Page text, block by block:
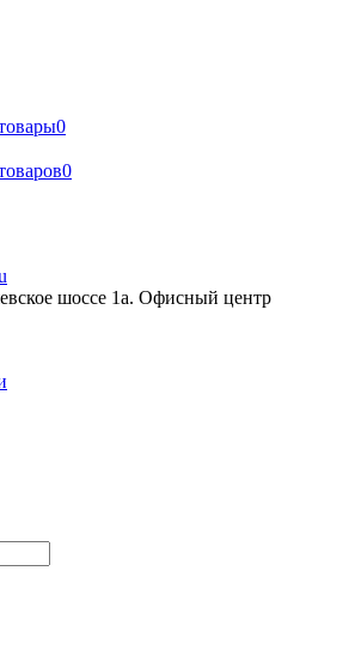
0
0
шоссе 1а. Офисный центр